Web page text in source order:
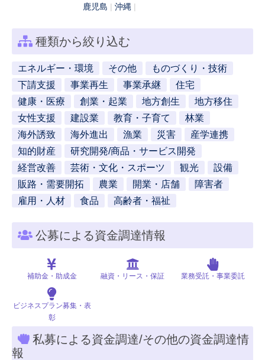
鹿児島
沖縄
種類から絞り込む
エネルギー・環境 その他
ものづくり・技術
下請支援
事業再生 事業承継
住宅
健康・医療
創業・起業 地方創生
地方移住
女性支援
建設業 教育・子育て
林業
海外誘致
海外進出 漁業 災害
産学連携
知的財産
研究開発/商品・サービス開発
経営改善
芸術・文化・スポーツ 観光
設備
販路・需要開拓
農業 開業・店舗
障害者
雇用・人材
食品 高齢者・福祉
公募による資金調達情報
補助金・助成金 融資・リース・保証 業務受託・事業委託
ビジネスプラン募集・表
彰
私募による資金調達/その他の資金調達情
報